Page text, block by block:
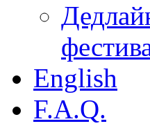
English
F.A.Q.